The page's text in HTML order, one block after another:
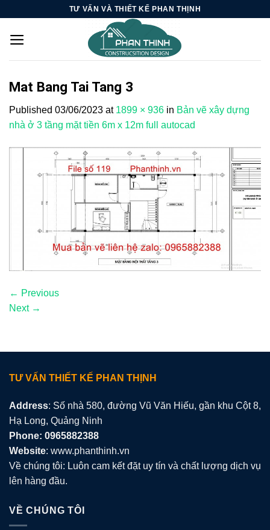
content
TƯ VẤN VÀ THIẾT KẾ PHAN THỊNH
Mat Bang Tai Tang 3
Published 03/06/2023 at 1899 × 936 in Bản vẽ xây dựng
nhà ở 3 tầng mặt tiền 6m x 12m full autocad
← Previous
Next →
TƯ VẤN THIẾT KẾ PHAN THỊNH
Address: Số nhà 580, đường Vũ Văn Hiếu, gần khu Cột 8,
Hạ Long, Quảng Ninh
Phone: 0965882388
Website: www.phanthinh.vn
Về chúng tôi: Luôn cam kết đặt uy tín và chất lượng dịch vụ
lên hàng đầu.
VỀ CHÚNG TÔI